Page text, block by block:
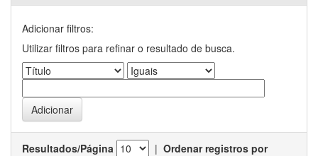
Adicionar filtros:
Utilizar filtros para refinar o resultado de busca.
Resultados/Página | Ordenar registros por